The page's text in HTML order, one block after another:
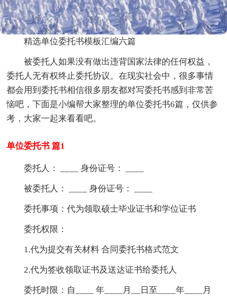
精选单位委托书模板汇编六篇
被委托人如果没有做出违背国家法律的任何权益，
委托人无有权终止委托协议。在现实社会中，很多事情
都会用到委托书相信很多朋友都对写委托书感到非常苦
恼吧，下面是小编帮大家整理的单位委托书6篇，仅供参
考，大家一起来看看吧。
单位委托书 篇1
委托人： ____ 身份证号： ____
被委托人： ____ 身份证号： ____
委托事项：代为领取硕士毕业证书和学位证书
委托权限：
1.代为提交有关材料 合同委托书格式范文
2.代为签收领取证书及送达证书给委托人
委托时限：自____ 年____月__日至____年____月